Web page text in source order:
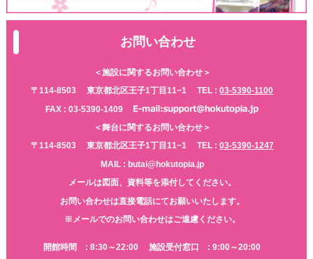
お問い合わせ
＜施設に関するお問い合わせ＞
〒114-8503
東京都北区王子1丁目11−1 TEL :03-5390-1100
FAX : 03-5390-1409
＜舞台に関するお問い合わせ＞
〒114-8503
東京都北区王子1丁目11−1 TEL : 03-5390-1247
MAIL : butai@hokutopia.jp
メールは図面、資料等を添付してください。
お問い合わせは直接電話にてお願いいたします。
※メールでのお問い合わせはご遠慮ください。
開館時間 : 8:30～22:00
施設受付窓口 : 9:00～20:00